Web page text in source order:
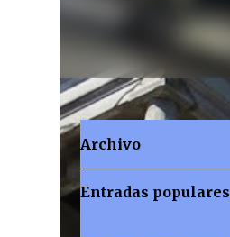
Archivo
Entradas populares